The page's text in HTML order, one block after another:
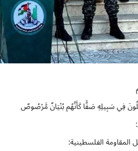
فِي سَبِيلِهِ صَفًّا كَأَنَّهُم بُنْيَانٌ مَّرْصُوصٌ
المقاومة الفلسطينية: